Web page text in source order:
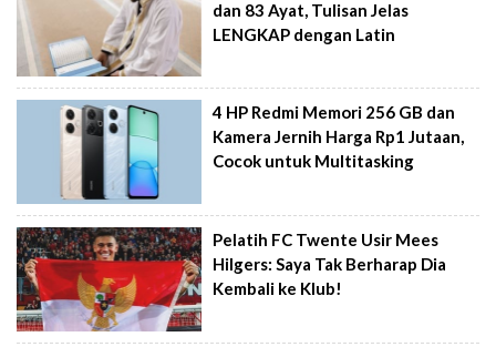
dan 83 Ayat, Tulisan Jelas
LENGKAP dengan Latin
4 HP Redmi Memori 256 GB dan
Kamera Jernih Harga Rp1 Jutaan,
Cocok untuk Multitasking
Pelatih FC Twente Usir Mees
Hilgers: Saya Tak Berharap Dia
Kembali ke Klub!